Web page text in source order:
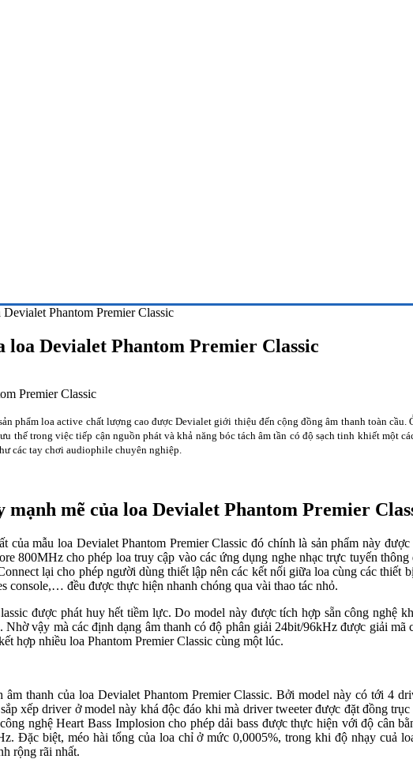
Phantom Premier Classic
loa Devialet Phantom Premier Classic
phẩm loa active chất lượng cao được Devialet giới thiệu đến cộng đồng âm thanh toàn
thế trong việc tiếp cận nguồn phát và khả năng bóc tách âm tần có độ sạch tinh khiết một
các tay chơi audiophile chuyên nghiệp.
mẽ của loa Devialet Phantom Premier
mẫu loa Devialet Phantom Premier Classic đó chính là sản phẩm này
cho phép loa truy cập vào các ứng dụng nghe nhạc trực tuyến
lại cho phép người dùng thiết lập nên các kết nối giữa loa cùng các
console,… đều được thực hiện nhanh chóng qua vài thao tác nhỏ.
được phát huy hết tiềm lực. Do model này được tích hợp sẵn công
vậy mà các định dạng âm thanh có độ phân giải 24bit/96kHz được giải
hợp nhiều loa Phantom Premier Classic cùng một lúc.
thanh của loa Devialet Phantom Premier Classic. Bởi model này có tới 4
xếp driver ở model này khá độc đáo khi mà driver tweeter được đặt đồng
nghệ Heart Bass Implosion cho phép dải bass được thực hiện với độ cân
Đặc biệt, méo hài tổng của loa chỉ ở mức 0,0005%, trong khi độ nhạy cuả
rộng rãi nhất.